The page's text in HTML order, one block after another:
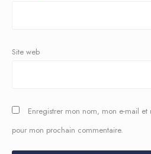
Site web
Enregistrer mon nom, mon e-mail
pour mon prochain commentaire.